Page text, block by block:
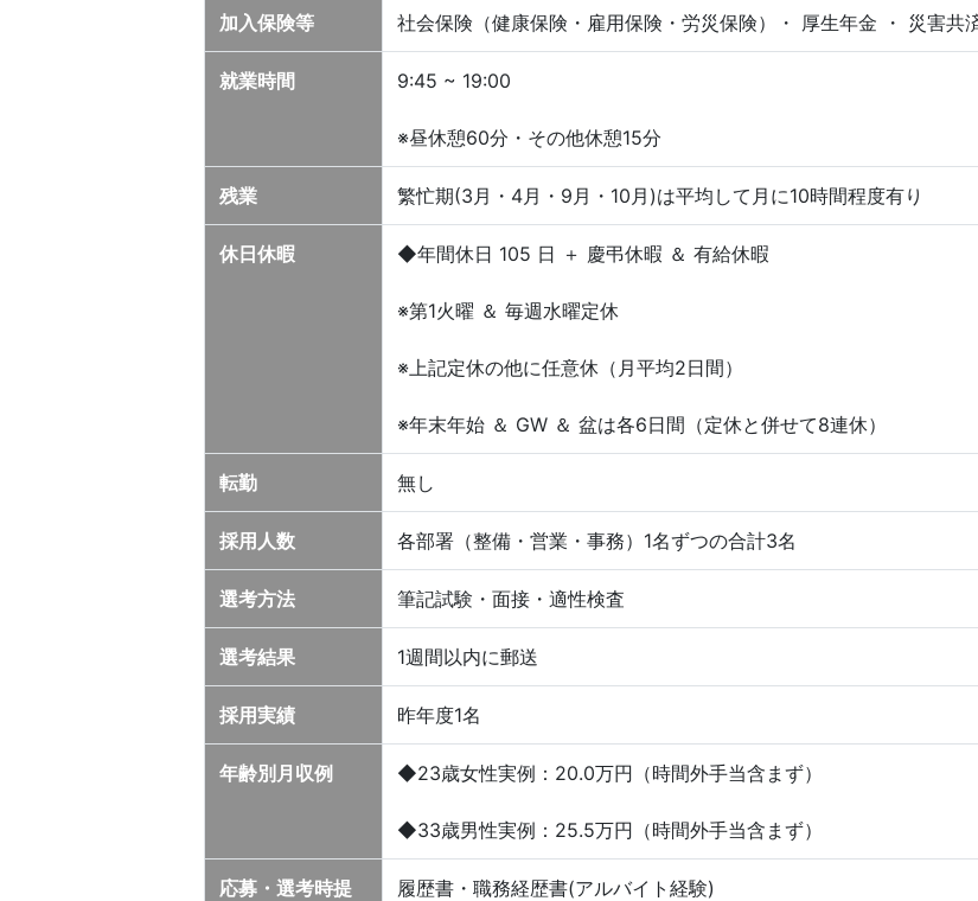
加入保険等 社会保険（健康保険・雇用保険・労災保険）・ 厚生年金 ・ 災害共
就業時間 9:45 ~ 19:00
※昼休憩60分・その他休憩15分
残業 繁忙期(3月・4月・9月・10月)は平均して月に10時間程度有り
休日休暇 ◆年間休日 105 日 ＋ 慶弔休暇 ＆ 有給休暇
※第1火曜 ＆ 毎週水曜定休
※上記定休の他に任意休（月平均2日間）
※年末年始 ＆ GW ＆ 盆は各6日間（定休と併せて8連休）
転勤 無し
採用人数 各部署（整備・営業・事務）1名ずつの合計3名
選考方法 筆記試験・面接・適性検査
選考結果 1週間以内に郵送
採用実績 昨年度1名
年齢別月収例 ◆23歳女性実例：20.0万円（時間外手当含まず）
◆33歳男性実例：25.5万円（時間外手当含まず）
応募・選考時提
履歴書・職務経歴書(アルバイト経験)